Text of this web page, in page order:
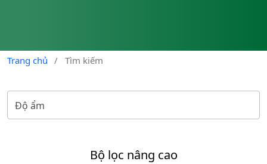
Trang chủ / Tìm kiếm
Bộ lọc nâng cao